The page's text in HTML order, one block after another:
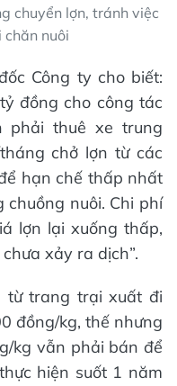
chuyển lợn, tránh việc
nuôi
Công ty cho biết:
đồng cho công tác
phải thuê xe trung
chở lợn từ các
hạn chế thấp nhất
nuôi. Chi phí
lợn lại xuống thấp,
xảy ra dịch”.
từ trang trại xuất đi
đồng/kg, thế nhưng
kg vẫn phải bán để
hiện suốt 1 năm